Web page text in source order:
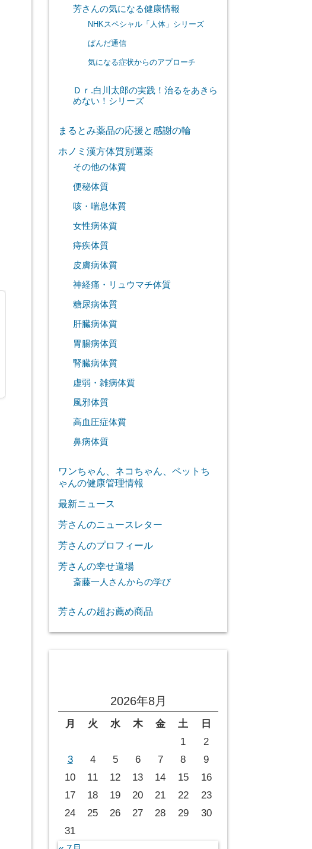
芳さんの気になる健康情報
NHKスペシャル「人体」シリーズ
ぱんだ通信
気になる症状からのアプローチ
Ｄｒ.白川太郎の実践！治るをあきら
めない！シリーズ
まるとみ薬品の応援と感謝の輪
ホノミ漢方体質別選薬
その他の体質
便秘体質
咳・喘息体質
女性病体質
痔疾体質
皮膚病体質
神経痛・リュウマチ体質
糖尿病体質
肝臓病体質
胃腸病体質
腎臓病体質
虚弱・雑病体質
風邪体質
高血圧症体質
鼻病体質
ワンちゃん、ネコちゃん、ペットち
ゃんの健康管理情報
最新ニュース
芳さんのニュースレター
芳さんのプロフィール
芳さんの幸せ道場
斎藤一人さんからの学び
芳さんの超お薦め商品
2026年8月
月 火 水 木 金 土
日
1
2
3
4 5 6 7 8
9
10
11 12 13 14 15
16
17
18 19 20 21 22
23
24
25 26 27 28 29
30
31